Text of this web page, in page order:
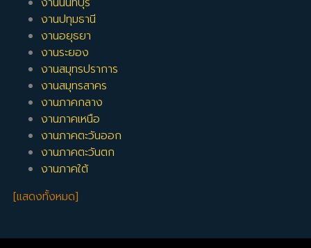
งานปทุมธานี
งานอยุธยา
งานระยอง
งานสมุทรปราการ
งานสมุทรสาคร
งานภาคกลาง
งานภาคเหนือ
งานภาคตะวันออก
งานภาคตะวันตก
งานภาคใต้
[แสดงทั้งหมด]